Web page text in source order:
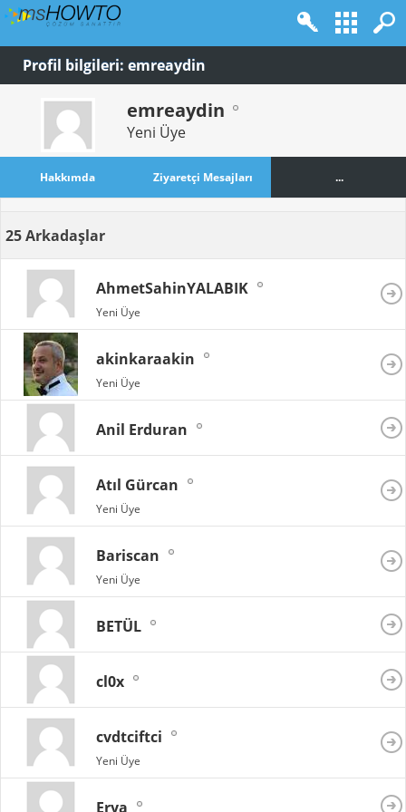
Profil bilgileri: emreaydin
emreaydin
Yeni Üye
Hakkımda Ziyaretçi Mesajları ...
25Arkadaşlar
AhmetSahinYALABIK
Yeni Üye
akinkaraakin
Yeni Üye
Anil Erduran
Atıl Gürcan
Yeni Üye
Bariscan
Yeni Üye
BETÜL
cl0x
cvdtciftci
Yeni Üye
Erya